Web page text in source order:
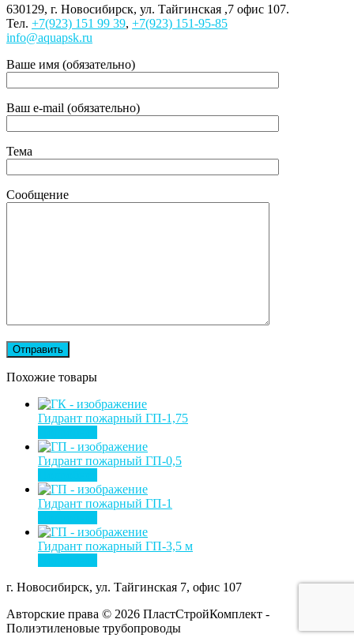
630129, г. Новосибирск, ул. Тайгинская ,7 офис 107.
Тел. +7(923) 151 99 39, +7(923) 151-95-85
info@aquapsk.ru
Ваше имя (обязательно)
Ваш e-mail (обязательно)
Тема
Сообщение
Похожие товары
Гидрант пожарный ГП-1,75
Гидрант пожарный ГП-0,5
Гидрант пожарный ГП-1
Гидрант пожарный ГП-3,5 м
г. Новосибирск, ул. Тайгинская 7, офис 107
Авторские права © 2026 ПластСтройКомплект -
Полиэтиленовые трубопроводы